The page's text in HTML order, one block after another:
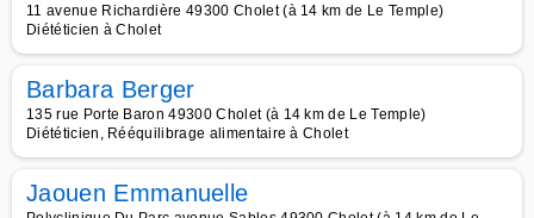
11 avenue Richardière 49300 Cholet (à 14 km de Le Temple)
Diététicien à Cholet
Barbara Berger
135 rue Porte Baron 49300 Cholet (à 14 km de Le Temple)
Diététicien, Rééquilibrage alimentaire à Cholet
Jaouen Emmanuelle